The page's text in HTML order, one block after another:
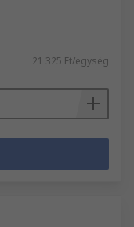
21 325 Ft/egység